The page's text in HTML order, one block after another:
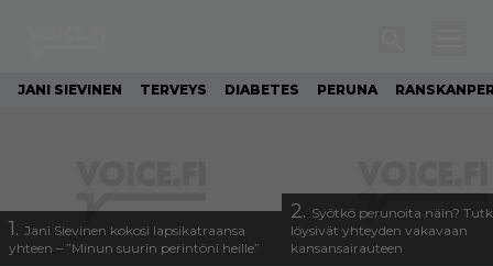
JANI SIEVINEN TERVEYS DIABETES PERUNA
1. Jani Sievinen kokosi lapsikatraansa
yhteen – ”Minun suurin perintöni heille”
2. Syötkö perunoita näin?
löysivät yhteyden vakavaan
kansansairauteen